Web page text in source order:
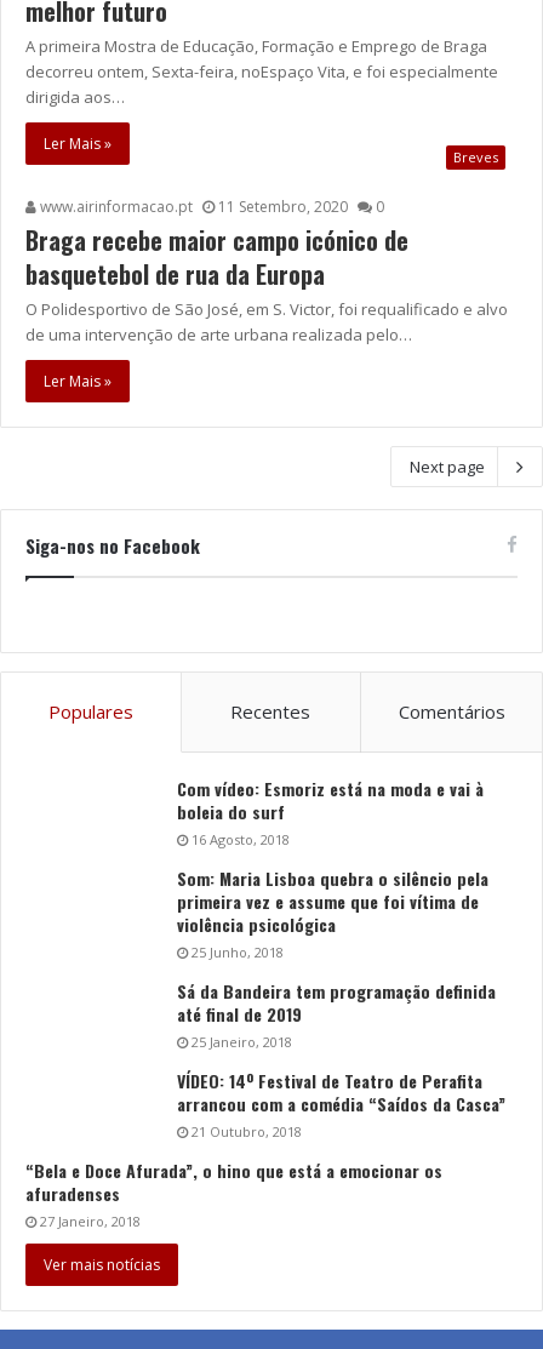
melhor futuro
A primeira Mostra de Educação, Formação e Emprego de Braga
decorreu ontem, Sexta-feira, noEspaço Vita, e foi especialmente
dirigida aos…
Ler Mais »
Breves
www.airinformacao.pt 11 Setembro, 2020 0
Braga recebe maior campo icónico de
basquetebol de rua da Europa
O Polidesportivo de São José, em S. Victor, foi requalificado e alvo
de uma intervenção de arte urbana realizada pelo…
Ler Mais »
Next page
Siga-nos no Facebook
Populares Recentes Comentários
Com vídeo: Esmoriz está na moda e vai à
boleia do surf
16 Agosto, 2018
Som: Maria Lisboa quebra o silêncio pela
primeira vez e assume que foi vítima de
violência psicológica
25 Junho, 2018
Sá da Bandeira tem programação definida
até final de 2019
25 Janeiro, 2018
VÍDEO: 14º Festival de Teatro de Perafita
arrancou com a comédia “Saídos da Casca”
21 Outubro, 2018
“Bela e Doce Afurada”, o hino que está a emocionar os
afuradenses
27 Janeiro, 2018
Ver mais notícias